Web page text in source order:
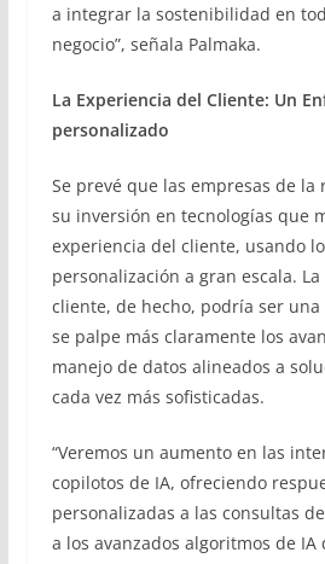
a integrar la sostenibilidad en
negocio”, señala Palmaka.
La Experiencia del Cliente: Un
personalizado
Se prevé que las empresas de
su inversión en tecnologías que
experiencia del cliente, usando
personalización a gran escala.
cliente, de hecho, podría ser
se palpe más claramente los
manejo de datos alineados a
cada vez más sofisticadas.
“Veremos un aumento en las
copilotos de IA, ofreciendo
personalizadas a las consultas
a los avanzados algoritmos de IA